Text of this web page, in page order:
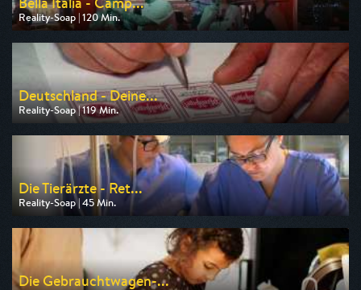
Reality-Soap | 120 Min.
Ausgestrahlt von RTLZWEI
am 12.08.2026, 20:15
Deutschland - Deine...
Reality-Soap | 119 Min.
Ausgestrahlt von RTLZWEI
am 10.08.2026, 20:14
Die Tierärzte - Ret...
Reality-Soap | 45 Min.
Ausgestrahlt von HR
am 09.08.2026, 20:15
Die Gebrauchtwagen-...